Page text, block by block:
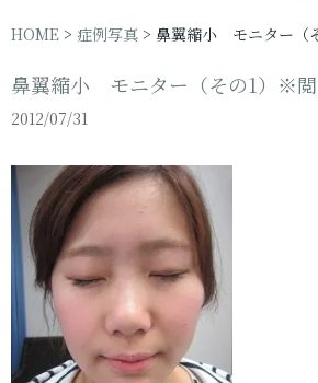
HOME > 症例写真 > 鼻翼縮小 モニター（
鼻翼縮小 モニター（その1）※
2012/07/31